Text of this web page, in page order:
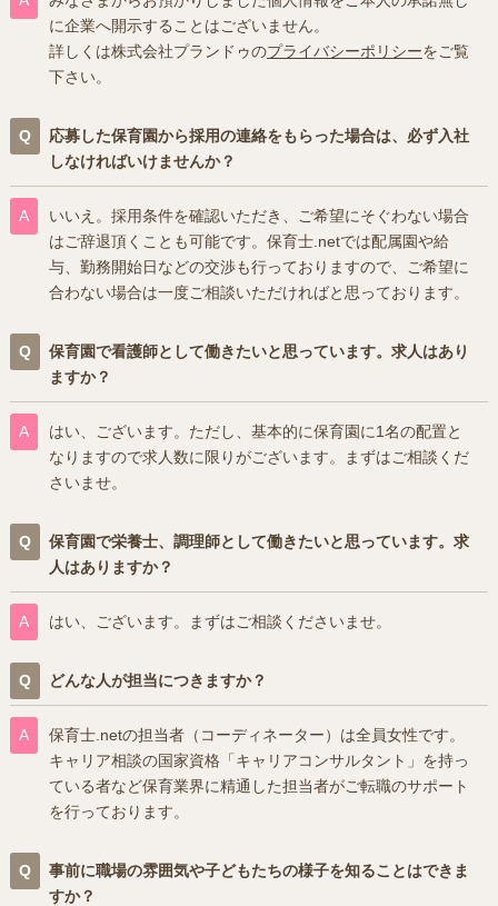
に企業へ開示することはございません。
詳しくは株式会社プランドゥのプライバシーポリシーをご覧
下さい。
応募した保育園から採用の連絡をもらった場合は、必ず入社
しなければいけませんか？
いいえ。採用条件を確認いただき、ご希望にそぐわない場合
はご辞退頂くことも可能です。保育士.netでは配属園や給
与、勤務開始日などの交渉も行っておりますので、ご希望に
合わない場合は一度ご相談いただければと思っております。
保育園で看護師として働きたいと思っています。求人はあり
ますか？
はい、ございます。ただし、基本的に保育園に1名の配置と
なりますので求人数に限りがございます。まずはご相談くだ
さいませ。
保育園で栄養士、調理師として働きたいと思っています。求
人はありますか？
はい、ございます。まずはご相談くださいませ。
どんな人が担当につきますか？
保育士.netの担当者（コーディネーター）は全員女性です。
キャリア相談の国家資格「キャリアコンサルタント」を持っ
ている者など保育業界に精通した担当者がご転職のサポート
を行っております。
事前に職場の雰囲気や子どもたちの様子を知ることはできま
すか？